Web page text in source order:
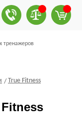
тренажеров
True Fitness